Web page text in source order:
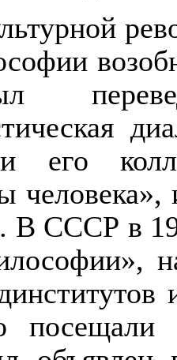
его
СССР в